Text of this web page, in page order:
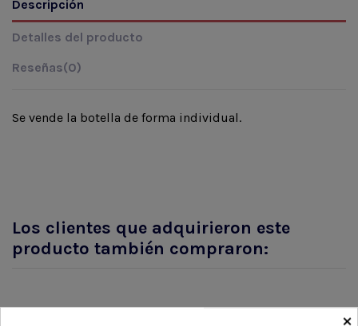
Descripción
Detalles del producto
Reseñas(0)
Se vende la botella de forma individual.
Los clientes que adquirieron este
producto también compraron:
×